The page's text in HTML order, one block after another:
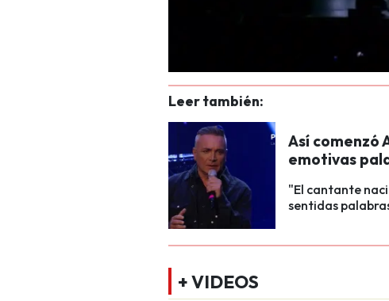
Leer también:
Así comenzó
emotivas
"El cantante
sentidas
+ VIDEOS